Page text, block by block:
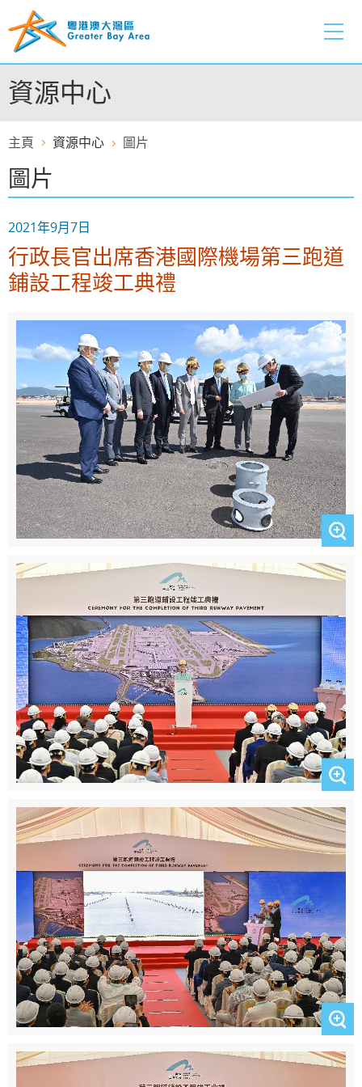
至
容
的
開
資源中心
主頁 資源中心 圖片
圖片
2021年9月7日
行政長官出席香港國際機場第三跑道
鋪設工程竣工典禮